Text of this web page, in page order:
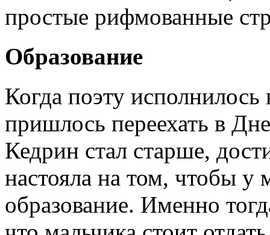
простые рифмованные
Образование
Когда поэту исполнилось
пришлось переехать в
Кедрин стал старше,
настояла на том, чтобы у
образование. Именно